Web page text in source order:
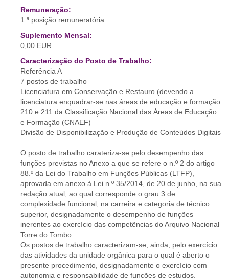
Remuneração:
1.ª posição remuneratória
Suplemento Mensal:
0,00 EUR
Caracterização do Posto de Trabalho:
Referência A
7 postos de trabalho
Licenciatura em Conservação e Restauro (devendo a
licenciatura enquadrar-se nas áreas de educação e formação
210 e 211 da Classificação Nacional das Áreas de Educação
e Formação (CNAEF)
Divisão de Disponibilização e Produção de Conteúdos Digitais
O posto de trabalho carateriza-se pelo desempenho das
funções previstas no Anexo a que se refere o n.º 2 do artigo
88.º da Lei do Trabalho em Funções Públicas (LTFP),
aprovada em anexo à Lei n.º 35/2014, de 20 de junho, na sua
redação atual, ao qual corresponde o grau 3 de
complexidade funcional, na carreira e categoria de técnico
superior, designadamente o desempenho de funções
inerentes ao exercício das competências do Arquivo Nacional
Torre do Tombo.
Os postos de trabalho caracterizam-se, ainda, pelo exercício
das atividades da unidade orgânica para o qual é aberto o
presente procedimento, designadamente o exercício com
autonomia e responsabilidade de funções de estudos,